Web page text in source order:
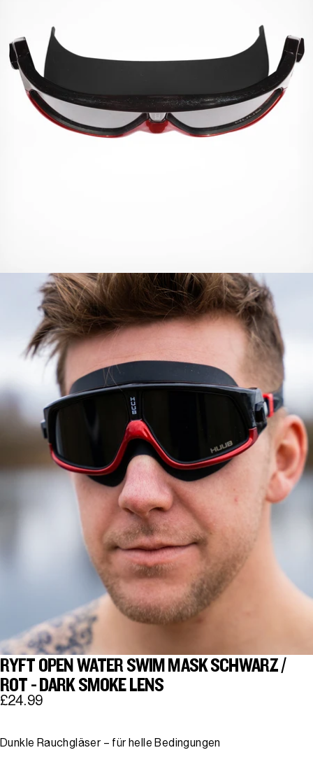
RYFT OPEN WATER SWIM MASK SCHWARZ /
ROT - DARK SMOKE LENS
£24.99
Dunkle Rauchgläser – für helle Bedingungen